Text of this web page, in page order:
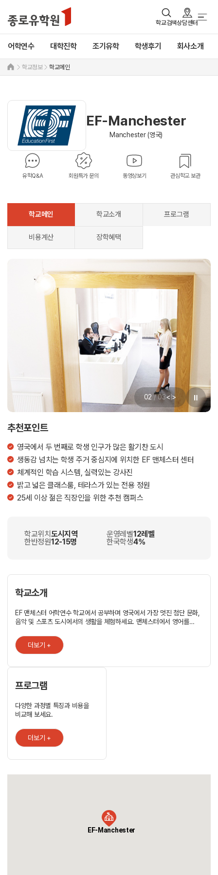
학교검색상담센터
어학연수 대학진학 조기유학 학생후기 회사소개
학교정보 학교메인
EF-Manchester
Manchester (영국)
유학Q&A 회원특가 문의 동영상보기 관심학교 보관
학교메인 학교소개 프로그램
비용계산 장학혜택
02 /03< >
추천포인트
영국에서 두 번째로 학생 인구가 많은 활기찬 도시
생동감 넘치는 학생 주거 중심지에 위치한 EF 맨체스터 센터
체계적인 학습 시스템, 실력있는 강사진
밝고 넓은 클래스룸, 테라스가 있는 전용 정원
25세 이상 젊은 직장인을 위한 추천 캠퍼스
학교위치 도시지역 운영레벨12레벨
한반정원12-15명 한국학생4%
학교소개
EF 맨체스터 어학연수 학교에서 공부하며 영국에서 가장 멋진 첨단 문화,
음악 및 스포츠 도시에서의 생활을 체험하세요. 맨체스터에서 영어를
도시의 혜택을 누려 보세요. EF 맨체스터는 다운타운에서 버스로 20분
거리인 이 도시의 학생촌에 자리잡고 있습니다. EF 학교는 맨체스터
제일의 녹지대 중의 하나인 플랫 필드 공원을 따라 놓여 있습니다. 수업이
끝나면 호수에서 배를 타고 낚시를 하거나, 친구들과 피크닉을 가거나
말끔히 보수된 빅토리아식 저택에서 제공됩니다. 학생들은 훌륭한 학급
강의를 따라가며 편암함을 느낍니다. 이 학교에는 당구실, 교내
카페테리아 및 공원이 바라다 보이는 넓은 안뜰이 있습니다. EF의 시험
준비 어학연수반은 학생들이 영국 내 대학 진학을 위해 준비하도록
해주며, EF 인턴십 프로그램은 국제적 업무 경력을 제공해 줍니다. 본교는
영국의 대학들 및 미디어에서부터 마케팅에 이르는 전문 분야와 튼튼한
제휴 관계를 맺고 있습니다. [캠퍼스 특징] . 시티센터까지 대중교통 약
20분 . 직장인 집중반 프로그램 구성 . 학생 수 약 300~500명 . 한국인
수업
더보기 +
프로그램
다양한 과정별 특징과 비용을
비교해 보세요.
더보기 +
EF-Manchester